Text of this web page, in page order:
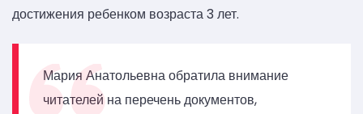
достижения ребенком возраста 3 лет.
Мария Анатольевна обратила внимание
читателей на перечень документов,